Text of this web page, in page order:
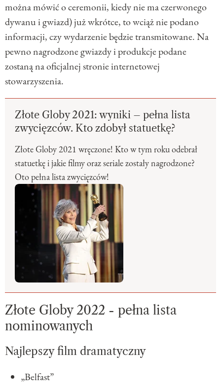
można mówić o ceremonii, kiedy nie ma czerwonego
dywanu i gwiazd) już wkrótce, to wciąż nie podano
informacji, czy wydarzenie będzie transmitowane. Na
pewno nagrodzone gwiazdy i produkcje podane
zostaną na oficjalnej stronie internetowej
stowarzyszenia.
Złote Globy 2021: wyniki – pełna lista
zwycięzców. Kto zdobył statuetkę?
Złote Globy 2021 wręczone! Kto w tym roku odebrał
statuetkę i jakie filmy oraz seriale zostały nagrodzone?
Oto pełna lista zwycięzców!
Złote Globy 2022 - pełna lista
nominowanych
Najlepszy film dramatyczny
„Belfast”